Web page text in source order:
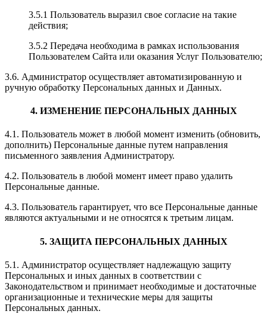
3.5.1 Пользователь выразил свое согласие на такие
действия;
3.5.2 Передача необходима в рамках использования
Пользователем Сайта или оказания Услуг Пользователю;
3.6. Администратор осуществляет автоматизированную и
ручную обработку Персональных данных и Данных.
4. ИЗМЕНЕНИЕ ПЕРСОНАЛЬНЫХ ДАННЫХ
4.1. Пользователь может в любой момент изменить (обновить,
дополнить) Персональные данные путем направления
письменного заявления Администратору.
4.2. Пользователь в любой момент имеет право удалить
Персональные данные.
4.3. Пользователь гарантирует, что все Персональные данные
являются актуальными и не относятся к третьим лицам.
5. ЗАЩИТА ПЕРСОНАЛЬНЫХ ДАННЫХ
5.1. Администратор осуществляет надлежащую защиту
Персональных и иных данных в соответствии с
Законодательством и принимает необходимые и достаточные
организационные и технические меры для защиты
Персональных данных.